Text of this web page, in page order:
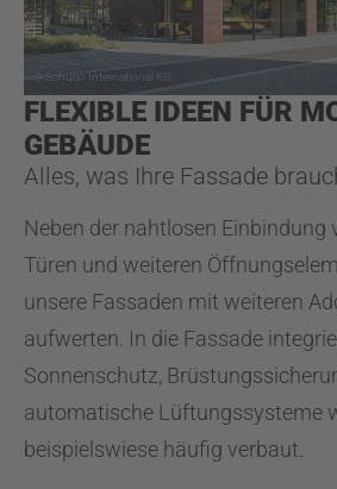
© Schüco International KG
FLEXIBLE IDEEN FÜR
GEBÄUDE
Alles, was Ihre Fassade
Neben der nahtlosen Einbindung
Türen und weiteren
unsere Fassaden mit weiteren
aufwerten. In die Fassade
Sonnenschutz,
automatische Lüftungssysteme
beispielswiese häufig verbaut.